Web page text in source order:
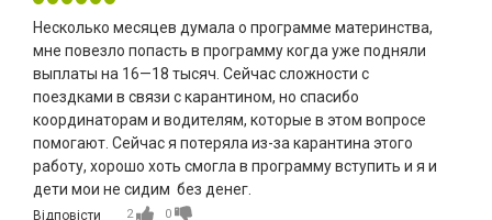
Несколько месяцев думала о программе материнства,
мне повезло попасть в программу когда уже подняли
выплаты на 16—18 тысяч. Сейчас сложности с
поездками в связи с карантином, но спасибо
координаторам и водителям, которые в этом вопросе
помогают. Сейчас я потеряла из-за карантина этого
работу, хорошо хоть смогла в программу вступить и я и
дети мои не сидим без денег.
Відповісти 2 0